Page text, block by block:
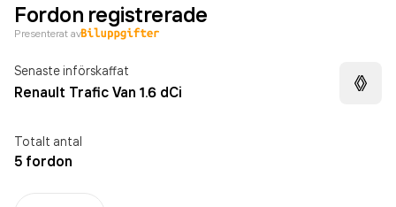
Fordon registrerade
Presenterat av
Senaste införskaffat
Renault Trafic Van 1.6 dCi
Totalt antal
5 fordon